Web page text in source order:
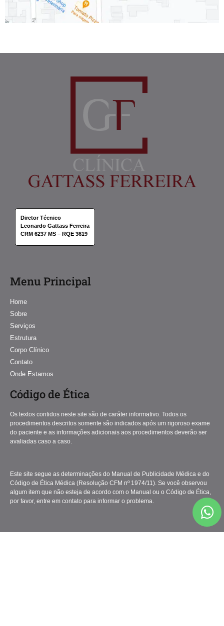
Diretor Técnico
Leonardo Gattass Ferreira
CRM 6237 MS – RQE 3619
Menu Principal
Home
Sobre
Serviços
Estrutura
Corpo Clínico
Contato
Onde Estamos
Código de Ética
Os textos contidos neste site são de caráter informativo. Todos os
procedimentos descritos somente são indicados após um rigoroso exame
do paciente e as informações adicionais aos procedimentos deverão ser
avaliadas caso a caso.
Este site segue as determinações do Manual de Publicidade Médica e do
Código de Ética Médica (Resolução CFM nº 1974/11). Se você observou
algum item que não esteja de acordo com o Manual ou o Código de Ética,
por favor, entre em contato para informar o problema.